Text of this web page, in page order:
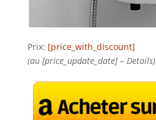
Prix: [price_with_discount]
(au [price_update_date] – Details)